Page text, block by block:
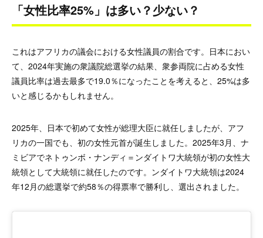
「女性比率25%」は多い？少ない？
これはアフリカの議会における女性議員の割合です。日本におい
て、2024年実施の衆議院総選挙の結果、衆参両院に占める女性
議員比率は過去最多で19.0％になったことを考えると、25%は多
いと感じるかもしれません。
2025年、日本で初めて女性が総理大臣に就任しましたが、アフ
リカの一国でも、初の女性元首が誕生しました。2025年3月、ナ
ミビアでネトゥンボ・ナンディ＝ンダイトワ大統領が初の女性大
統領として大統領に就任したのです。ンダイトワ大統領は2024
年12月の総選挙で約58％の得票率で勝利し、選出されました。